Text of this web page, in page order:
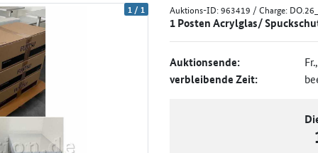
1 /1 Auktions-ID:963419 / Charge:
1 Posten Acrylglas/
Auktionsende:
verbleibende Zeit: